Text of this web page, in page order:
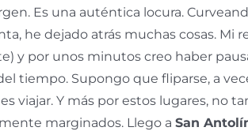
Es una auténtica locura.
he dejado atrás muchas cosas. Mi
y por unos minutos creo haber
tiempo. Supongo que fliparse, a
viajar. Y más por estos lugares, no
marginados. Llego a San